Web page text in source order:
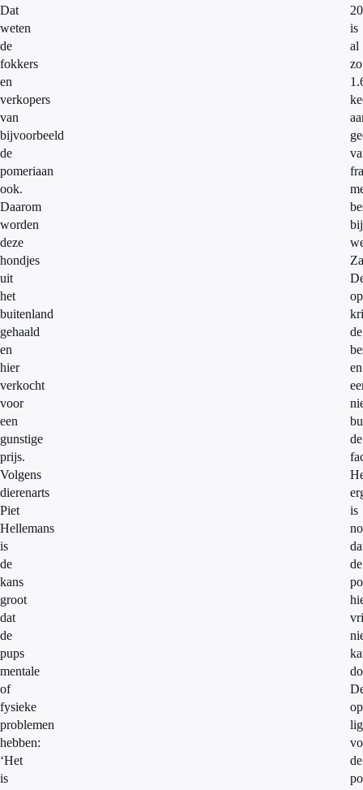
Dat
weten
de
fokkers
en
verkopers
van
bijvoorbeeld
de
pomeriaan
ook.
Daarom
worden
deze
hondjes
uit
het
buitenland
gehaald
en
hier
verkocht
voor
een
gunstige
prijs.
Volgens
dierenarts
Piet
Hellemans
is
de
kans
groot
dat
de
pups
mentale
of
fysieke
problemen
hebben:
‘Het
is
is
al
bij
de
en
de
is
de
de